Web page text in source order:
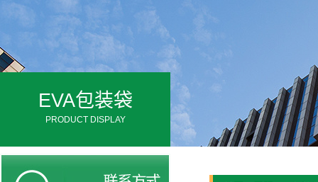
EVA包装袋
PRODUCT DISPLAY